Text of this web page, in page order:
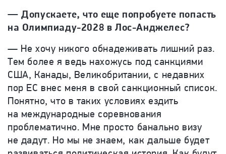
— Допускаете, что еще попробуете попасть
на Олимпиаду-2028 в Лос-Анджелес?
— Не хочу никого обнадеживать лишний раз.
Тем более я ведь нахожусь под санкциями
США, Канады, Великобритании, с недавних
пор ЕС внес меня в свой санкционный список.
Понятно, что в таких условиях ездить
на международные соревнования
проблематично. Мне просто банально визу
не дадут. Но мы не знаем, как дальше будет